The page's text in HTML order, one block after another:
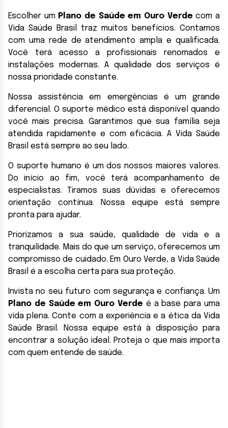
Escolher um Plano de Saúde em Ouro Verde com a
Vida Saúde Brasil traz muitos benefícios. Contamos
com uma rede de atendimento ampla e qualificada.
Você terá acesso a profissionais renomados e
instalações modernas. A qualidade dos serviços é
nossa prioridade constante.
Nossa assistência em emergências é um grande
diferencial. O suporte médico está disponível quando
você mais precisa. Garantimos que sua família seja
atendida rapidamente e com eficácia. A Vida Saúde
Brasil está sempre ao seu lado.
O suporte humano é um dos nossos maiores valores.
Do início ao fim, você terá acompanhamento de
especialistas. Tiramos suas dúvidas e oferecemos
orientação contínua. Nossa equipe está sempre
pronta para ajudar.
Priorizamos a sua saúde, qualidade de vida e a
tranquilidade. Mais do que um serviço, oferecemos um
compromisso de cuidado. Em Ouro Verde, a Vida Saúde
Brasil é a escolha certa para sua proteção.
Invista no seu futuro com segurança e confiança. Um
Plano de Saúde em Ouro Verde é a base para uma
vida plena. Conte com a experiência e a ética da Vida
Saúde Brasil. Nossa equipe está à disposição para
encontrar a solução ideal. Proteja o que mais importa
com quem entende de saúde.